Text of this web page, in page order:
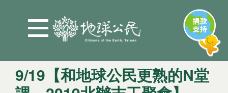
9/19【和地球公民更熟的N堂